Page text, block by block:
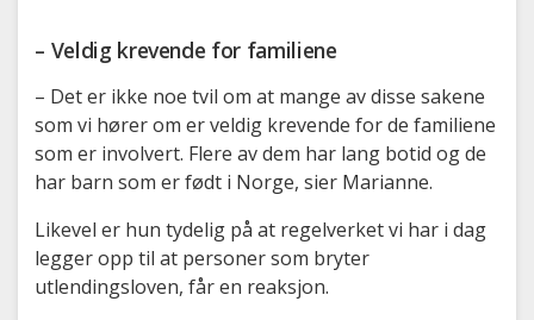
– Veldig krevende for familiene
– Det er ikke noe tvil om at mange av disse sakene
som vi hører om er veldig krevende for de familiene
som er involvert. Flere av dem har lang botid og de
har barn som er født i Norge, sier Marianne.
Likevel er hun tydelig på at regelverket vi har i dag
legger opp til at personer som bryter
utlendingsloven, får en reaksjon.